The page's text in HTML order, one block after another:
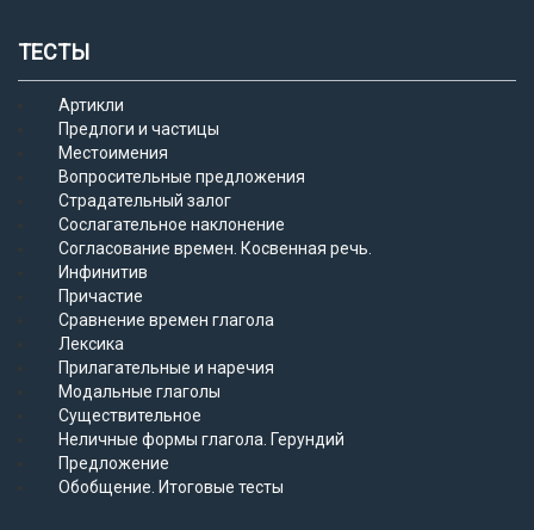
ТЕСТЫ
Артикли
Предлоги и частицы
Местоимения
Вопросительные предложения
Страдательный залог
Сослагательное наклонение
Согласование времен. Косвенная речь.
Инфинитив
Причастие
Сравнение времен глагола
Лексика
Прилагательные и наречия
Модальные глаголы
Существительное
Неличные формы глагола. Герундий
Предложение
Обобщение. Итоговые тесты